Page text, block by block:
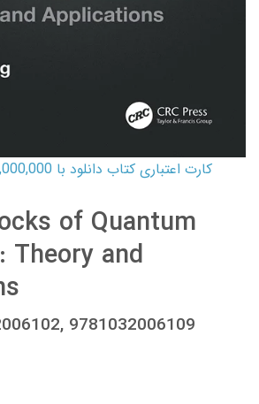
of Quantum
Theory and
9781032006109